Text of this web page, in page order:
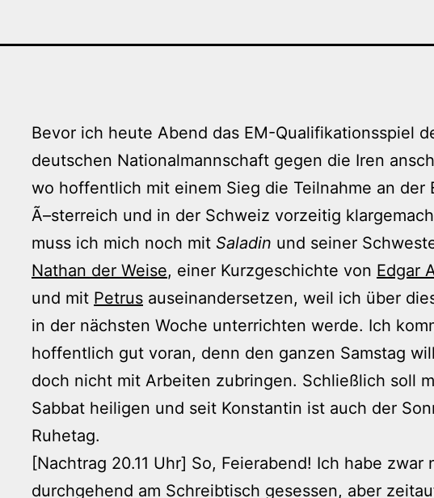
Bevor ich heute Abend das EM-Qualifikationsspiel
deutschen Nationalmannschaft gegen die Iren
wo hoffentlich mit einem Sieg die Teilnahme an der
Ã–sterreich und in der Schweiz vorzeitig
muss ich mich noch mit Saladin und seiner
Nathan der Weise, einer Kurzgeschichte von Edgar
und mit Petrus auseinandersetzen, weil ich über
in der nächsten Woche unterrichten werde. Ich
hoffentlich gut voran, denn den ganzen Samstag
doch nicht mit Arbeiten zubringen. Schließlich soll
Sabbat heiligen und seit Konstantin ist auch der
Ruhetag.
[Nachtrag 20.11 Uhr] So, Feierabend! Ich habe zwar
durchgehend am Schreibtisch gesessen, aber